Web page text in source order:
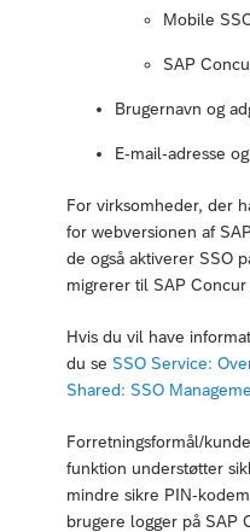
Mobile
SAP
Brugernavn og
E-mail-adresse
For virksomheder, der
for webversionen af
de også aktiverer SSO
migrerer til SAP Concur
Hvis du vil have
du se SSO Service:
Shared: SSO
Forretningsformål/
funktion understøtter
mindre sikre PIN-
brugere logger på SAP